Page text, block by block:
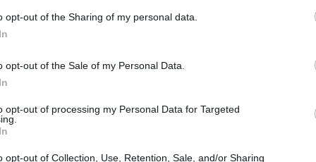
opt-out of the Sharing of my personal data.
opt-out of the Sale of my Personal Data.
opt-out of processing my Personal Data for Targeted
opt-out of Collection, Use, Retention, Sale, and/or Sharing
να παίξω έναν πρωταγωνιστικό ρόλο; Γιατί δεν
πόρτας;" Αυτή η πίστη -η
αυτά τα καλούπια», τόνισε στη συνέντευξή της.